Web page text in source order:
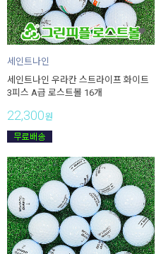
세인트나인
세인트나인 우라칸 스트라이프 화이트
3피스 A급 로스트볼 16개
22,300원